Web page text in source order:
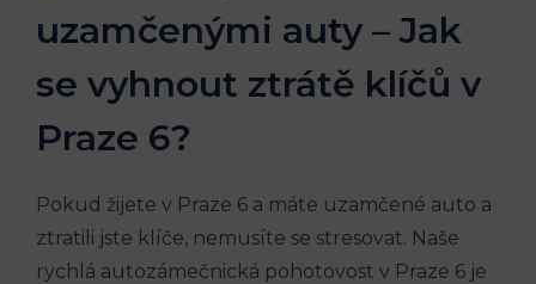
uzamčenými auty – Jak
se ⁤vyhnout​ ztrátě klíčů v⁢
Praze ‍6?
Pokud⁢ žijete v‍ Praze 6⁤ a ⁢máte uzamčené auto a​
ztratili⁣ jste klíče, ‍nemusíte ‍se‍ stresovat. Naše⁢
rychlá ⁣autozámečnická pohotovost v Praze 6 je